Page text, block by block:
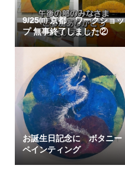
9/25㈰ 京都 ワークショッ
プ 無事終了しました②
お誕生日記念に ボタニー
ペインティング